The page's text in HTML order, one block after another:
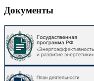
Документы